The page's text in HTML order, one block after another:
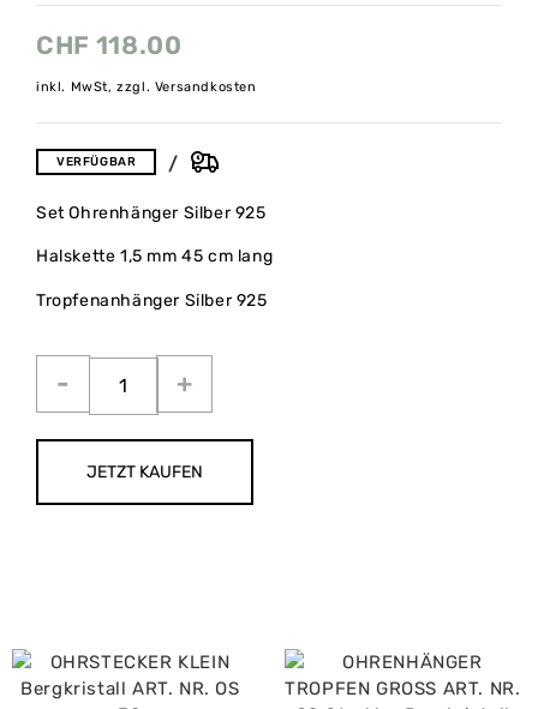
CHF 118.00
inkl. MwSt, zzgl. Versandkosten
VERFÜGBAR
Set Ohrenhänger Silber 925
Halskette 1,5 mm 45 cm lang
Tropfenanhänger Silber 925
JETZT KAUFEN